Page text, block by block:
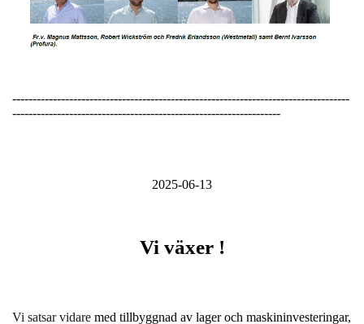
-----------------------------------------------------------------------------------
------------------------------------------------------------------
2025-06-13
Vi växer !
Vi satsar vidare med tillbyggnad av lager och maskininvesteringar,